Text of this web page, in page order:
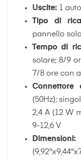
Uscite:1 auto
Tipo di
pannello
Tempo di
solare; 8/9
7/8 ore con
Connettore
(50Hz);
2,4 A (12 W
9-12,6 V
Dimensioni: